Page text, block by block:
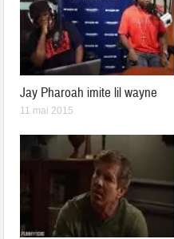
Jay Pharoah imite lil wayne
11 mai 2015